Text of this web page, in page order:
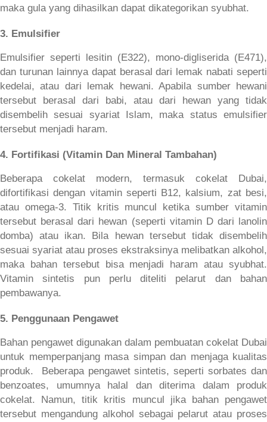
maka gula yang dihasilkan dapat dikategorikan syubhat.
3. Emulsifier
Emulsifier seperti lesitin (E322), mono-digliserida (E471),
dan turunan lainnya dapat berasal dari lemak nabati seperti
kedelai, atau dari lemak hewani. Apabila sumber hewani
tersebut berasal dari babi, atau dari hewan yang tidak
disembelih sesuai syariat Islam, maka status emulsifier
tersebut menjadi haram.
4. Fortifikasi (Vitamin Dan Mineral Tambahan)
Beberapa cokelat modern, termasuk cokelat Dubai,
difortifikasi dengan vitamin seperti B12, kalsium, zat besi,
atau omega-3. Titik kritis muncul ketika sumber vitamin
tersebut berasal dari hewan (seperti vitamin D dari lanolin
domba) atau ikan. Bila hewan tersebut tidak disembelih
sesuai syariat atau proses ekstraksinya melibatkan alkohol,
maka bahan tersebut bisa menjadi haram atau syubhat.
Vitamin sintetis pun perlu diteliti pelarut dan bahan
pembawanya.
5. Penggunaan Pengawet
Bahan pengawet digunakan dalam pembuatan cokelat Dubai
untuk memperpanjang masa simpan dan menjaga kualitas
produk.  Beberapa pengawet sintetis, seperti sorbates dan
benzoates, umumnya halal dan diterima dalam produk
cokelat. Namun, titik kritis muncul jika bahan pengawet
tersebut mengandung alkohol sebagai pelarut atau proses